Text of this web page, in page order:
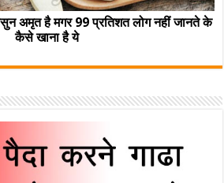
अमृत है मगर 99 प्रतिशत लोग नहीं जानते के
कैसे खाना है ये